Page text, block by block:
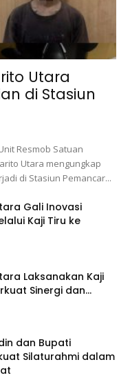
Utara
di Stasiun
Resmob Satuan
Utara mengungkap
di Stasiun Pemancar...
Gali Inovasi
Kaji Tiru ke
Laksanakan Kaji
Sinergi dan...
dan Bupati
Silaturahmi dalam